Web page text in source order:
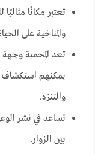
تعتبر مكانًا مثاليًا
والمناخية على
تعد المحمية
يمكنهم استكشاف
والتنزه.
تساعد في نشر
بين الزوار.